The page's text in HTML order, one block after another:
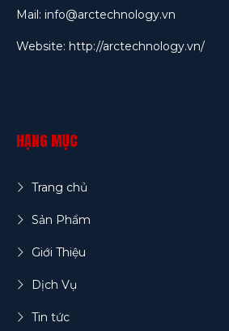
Mail: info@arctechnology.vn
Website: http://arctechnology.vn/
HẠNG MỤC
Trang chủ
Sản Phẩm
Giới Thiệu
Dịch Vụ
Tin tức